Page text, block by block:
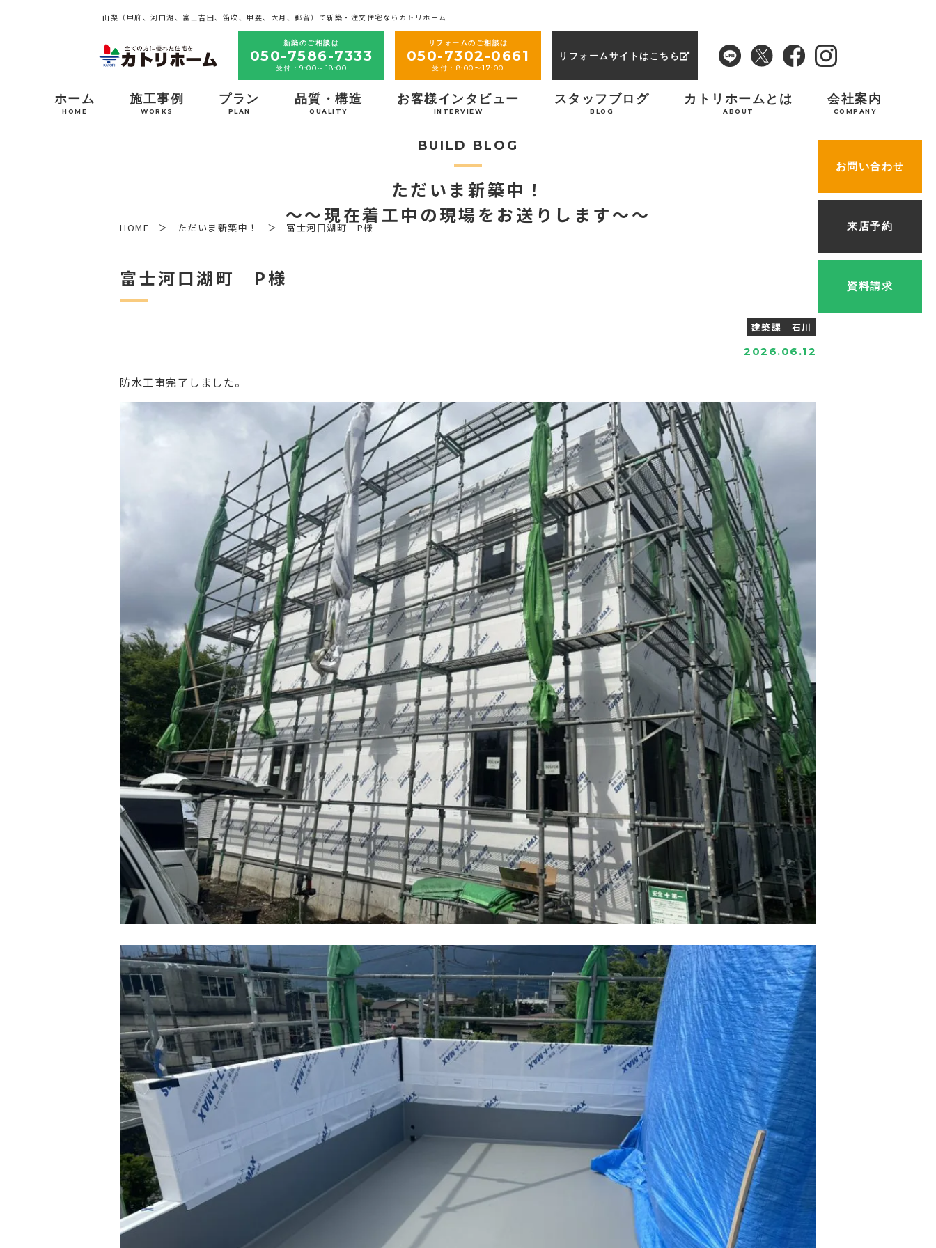
山梨（甲府、河口湖、富士吉田、笛吹、甲斐、大月、都留）で新築・注文住宅ならカトリホーム
新築のご相談は
050-7586-7333
受付：9:00～18:00
リフォームのご相談は
050-7302-0661
受付：8:00〜17:00
リフォームサイトはこちら
ホーム
HOME
施工事例
WORKS
プラン
PLAN
品質・構造
QUALITY
お客様インタビュー
INTERVIEW
スタッフブログ
BLOG
カトリホームとは
ABOUT
会社案内
COMPANY
お問い合わせ
来店予約
資料請求
BUILD BLOG
ただいま新築中！
～～現在着工中の現場をお送りします～～
HOME ただいま新築中！ 富士河口湖町 P様
富士河口湖町 P様
建築課 石川
2026.06.12
防水工事完了しました。